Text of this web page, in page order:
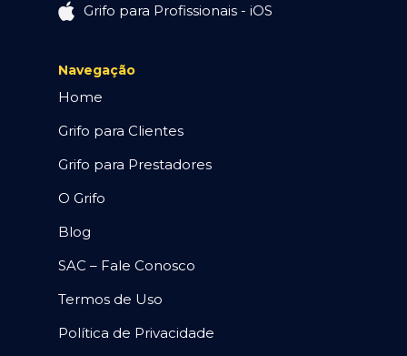
Grifo para Profissionais - iOS
Navegação
Home
Grifo para Clientes
Grifo para Prestadores
O Grifo
Blog
SAC – Fale Conosco
Termos de Uso
Política de Privacidade